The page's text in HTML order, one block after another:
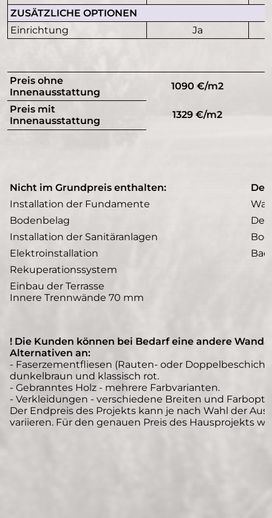
ZUSÄTZLICHE OPTIONEN
Einrichtung
Ja
Preis ohne
Innenausstattung
1090 €/m2
Preis mit
Innenausstattung
1329 €/m2
Nicht im Grundpreis enthalten:
Der
Installation der Fundamente
Bodenbelag
Installation der Sanitäranlagen
Elektroinstallation
Rekuperationssystem
Einbau der Terrasse
Innere Trennwände 70 mm
! Die Kunden können bei Bedarf eine andere
Alternativen an:
- Faserzementfliesen (Rauten- oder
dunkelbraun und klassisch rot.
- Gebranntes Holz - mehrere Farbvarianten.
- Verkleidungen - verschiedene Breiten und
Der Endpreis des Projekts kann je nach Wahl der
variieren. Für den genauen Preis des Hausprojekts